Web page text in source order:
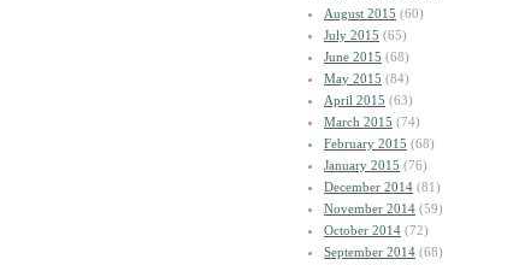
August 2015 (60)
July 2015 (65)
June 2015 (68)
May 2015 (84)
April 2015 (63)
March 2015 (74)
February 2015 (68)
January 2015 (76)
December 2014 (81)
November 2014 (59)
October 2014 (72)
September 2014 (68)